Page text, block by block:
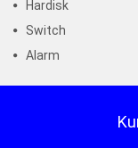
Hardisk
Switch
Alarm